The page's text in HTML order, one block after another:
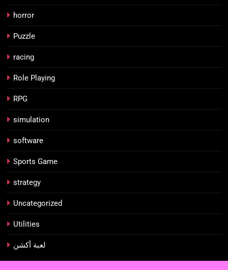
horror
Puzzle
racing
Role Playing
RPG
simulation
software
Sports Game
strategy
Uncategorized
Utilities
لعبة أكشن